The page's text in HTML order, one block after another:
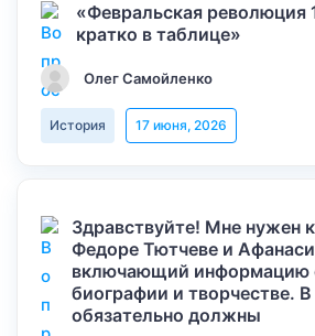
«Февральская революция
кратко в таблице»
Олег Самойленко
История 17 июня, 2026
Здравствуйте! Мне нужен
Федоре Тютчеве и
включающий информацию
биографии и творчестве. В
обязательно должны